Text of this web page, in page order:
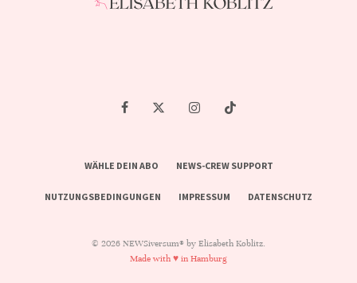
WÄHLE DEIN ABO NEWS-CREW SUPPORT
NUTZUNGSBEDINGUNGEN IMPRESSUM DATENSCHUTZ
© 2026 NEWSiversum® by Elisabeth Koblitz.
Made with ♥ in Hamburg